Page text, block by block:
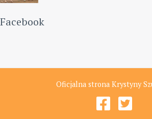
Facebook
Oficjalna strona Krystyny